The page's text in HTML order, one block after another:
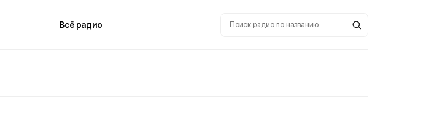
Всё радио